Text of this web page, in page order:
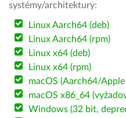
systémy/architektury:
Linux Aarch64 (deb)
Linux Aarch64 (rpm)
Linux x64 (deb)
Linux x64 (rpm)
macOS (Aarch64/
macOS x86_64
Windows (32 bit,